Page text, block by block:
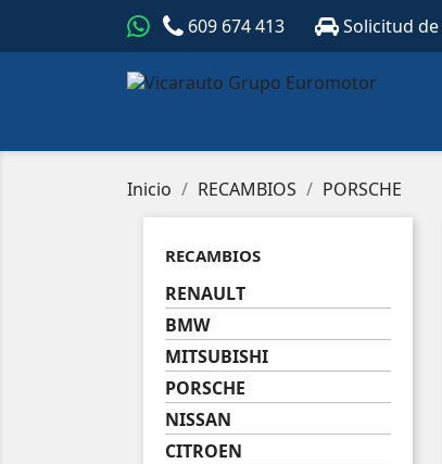
609 674 413 Solicitud
Inicio RECAMBIOS PORSCHE
RECAMBIOS
RENAULT
BMW
MITSUBISHI
PORSCHE
NISSAN
CITROEN